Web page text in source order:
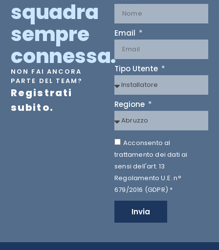
squadra
sempre
connessa.
NON FAI ANCORA
PARTE DEL TEAM?
Registrati
subito.
Email
Tipo Utente
Regione
Acconsento al
trattamento dei dati ai
sensi dell'art. 13
Regolamento U.E. n°
679/2016 (GDPR) *
Invia